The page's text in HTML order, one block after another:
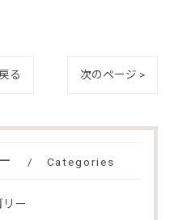
る 次のページ >
Categories
リー